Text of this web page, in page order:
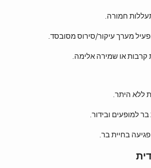
חמורה.
מערך עיקור/סירוס מסובסד.
קרבות או שמירה אלימה.
ללא היתר.
למופעים ובידור.
בחיית בר.